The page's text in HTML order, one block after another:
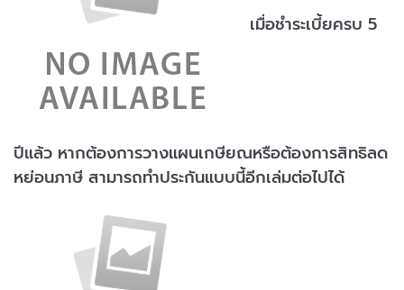
เมื่อชำระเบี้ยครบ 5
ปีแล้ว หากต้องการวางแผนเกษียณหรือต้องการสิทธิลด
หย่อนภาษี สามารถทำประกันแบบนี้อีกเล่มต่อไปได้